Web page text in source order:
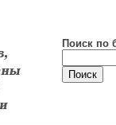
Поиск по